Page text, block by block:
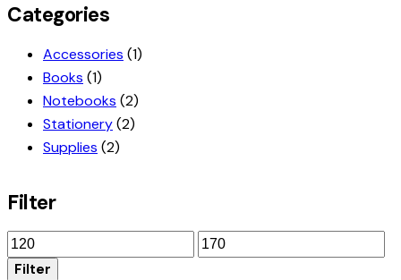
auf
Produktseite
gewählt
werden
Categories
Accessories (1)
Books (1)
Notebooks (2)
Stationery(2)
Supplies (2)
Filter
Min.
Preis
Max.
Filter